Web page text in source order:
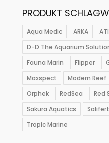
PRODUKT
Aqua Medic ARKA
D-D The Aquarium
Fauna Marin
Flipper
Maxspect
Modern Reef
Orphek
RedSea Red
Sakura Aquatics
Salifert
Tropic Marine